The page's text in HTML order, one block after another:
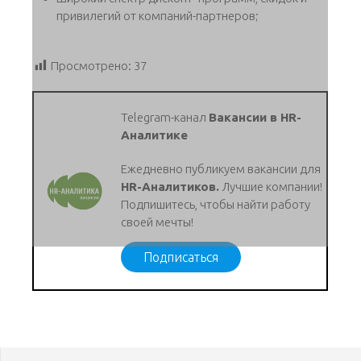
привилегий от компаний-партнеров;
Просмотрено: 37
Telegram-канал Вакансии в HR-
Аналитике
Ежедневно публикуем вакансии для
HR-Аналитиков. Лучшие компании!
Подпишитесь, чтобы найти работу
своей мечты!
Подписаться